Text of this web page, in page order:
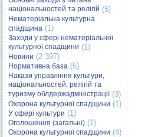
національностей та релігій (5)
Нематеріальна культурна
спадщина (1)
Заходи у сфері нематеріальної
культурної спадщини (1)
Новини (2 397)
Нормативна база (5)
Накази управління культури,
національностей, релігій та
туризму облдержадміністрації(3)
Охорона культурної спадщини (1)
У сфері культури (1)
Оголошення (загальні) (1)
Охорона культурної спадщини (4)